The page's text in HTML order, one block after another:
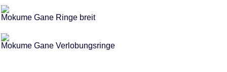
Mokume Gane Ringe breit
Mokume Gane Verlobungsringe